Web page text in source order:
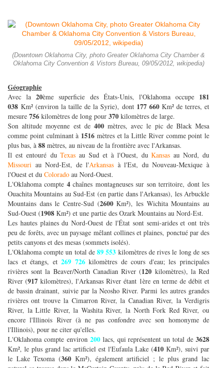
(Downtown Oklahoma City, photo Greater Oklahoma City Chamber &
Oklahoma City Convention & Vistors Bureau, 09/05/2012, wikipedia)
Géographie
Avec la20ème superficie des États-Unis, l'Oklahoma occupe 181
038 Km² (environ la taille de la Syrie), dont 177 660Km² de terres, et
mesure 756 kilomètres de long pour 370 kilomètres de large.
Son altitude moyenne est de 400mètres, avec le pic de Black Mesa
comme point culminant à 1516 mètres et la Little River comme point le
plus bas, à 88 mètres, au niveau de la frontière avec l'Arkansas.
Il est entouré duTexas au Sud et à l'Ouest, duKansas au Nord, du
Missouri au Nord-Est, de l'Arkansas à l'Est, du Nouveau-Mexique à
l'Ouest et du Colorado au Nord-Ouest.
L'Oklahoma compte 4chaînes montagneuses sur son territoire, dont les
Ouachita Mountains au Sud-Est (en partie dans l'Arkansas), les Arbuckle
Mountains dans le Centre-Sud (2600Km²), les Wichita Mountains au
Sud-Ouest (1908 Km²) et une partie des Ozark Mountains au Nord-Est.
Les hautes plaines du Nord-Ouest de l'État sont semi-arides et ont très
peu de forêts, avec un paysage mêlant collines et plaines, ponctué par des
petits canyons et des mesas (sommets isolés).
L'Oklahoma compte un total de89 553 kilomètres de rives le long de ses
lacs et étangs, et269 726kilomètres de cours d'eau; les principales
rivières sont la Beaver/North Canadian River (120 kilomètres), la Red
River (917 kilomètres), l'Arkansas River étant 1ère en terme de débit et
de bassin drainant, suivie par la Neosho River. Parmi les autres grandes
rivières ont trouve la Cimarron River, la Canadian River, la Verdigris
River, la Little River, la Washita River, la North Fork Red River, ou
encore l'Illinois River (à ne pas confondre avec son homonyme de
l'Illinois), pour ne citer qu'elles.
L'Oklahoma compte environ 200 lacs, qui représentent un total de3628
Km², le plus grand lac artificiel est l'Eufaula Lake (410 Km²), suivi par
le Lake Texoma (360 Km²), également artificiel ; le plus grand lac